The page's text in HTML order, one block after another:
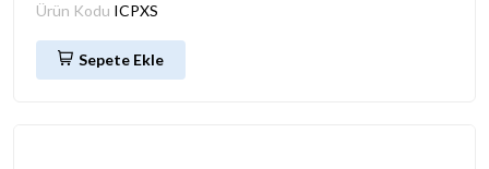
Ürün Kodu ICPXS
Sepete Ekle